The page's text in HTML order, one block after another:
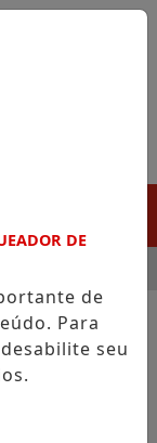
VOLTADA AO
DE
de
Para
seu